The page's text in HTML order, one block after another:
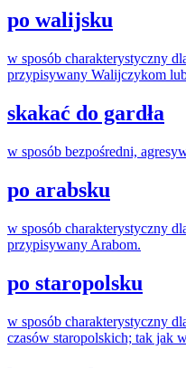
po walijsku
w sposób charakterystyczny
przypisywany Walijczykom
skakać do gardła
w sposób bezpośredni,
po arabsku
w sposób charakterystyczny
przypisywany Arabom.
po staropolsku
w sposób charakterystyczny
czasów staropolskich; tak jak